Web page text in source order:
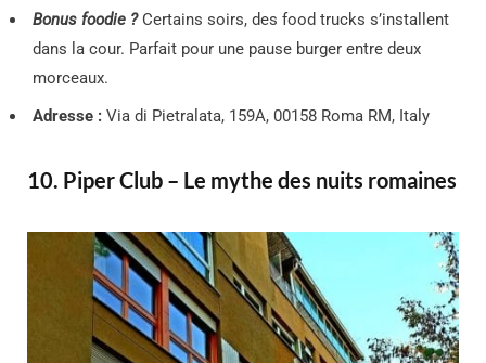
Bonus foodie ?Certains soirs, des food trucks s’installent
dans la cour. Parfait pour une pause burger entre deux
morceaux.
Adresse : Via di Pietralata, 159A, 00158 Roma RM, Italy
10. Piper Club – Le mythe des nuits romaines